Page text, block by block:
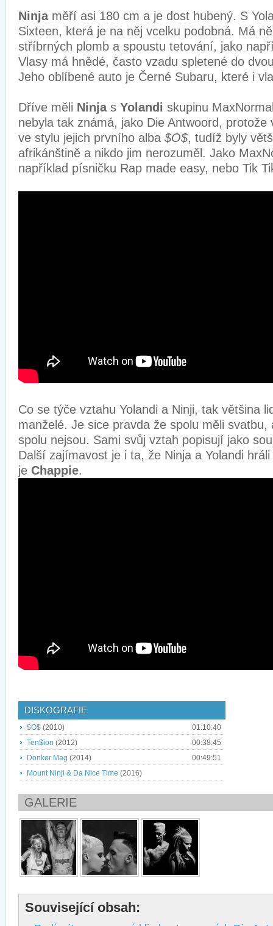
Ninjaměří asi 180 cm a je dost hubený. S
Sixteen, která je na něj vcelku podobná. Má
stříbrných plomb a spoustu tetování, jako
Vlasy má hnědé, často vzadu spletené do
Jeho oblíbené auto je Černé Subaru, které i
Dříve měli Ninjas Yolandi skupinu
nebyla tak známá, jako Die Antwoord, protože
ve stylu jejich prvního alba $O$, tudíž byly
afrikánštině a nikdo jim nerozuměl. Jako
například písničku Rap made easy, nebo Tik
Co se týče vztahu Yolandi a Ninji, tak většina
manželé. Je sice pravda že spolu měli svatbu,
spolu nejsou. Sami svůj vztah popisují jako
Další zajímavost je i ta, že Ninja a Yolandi
je Chappie.
DISKOGRAFIE
$O$ (2010)
01:10:40
Ten$ion (2012)
00:38:45
Donker Mag (2014)
00:49:51
Mount Ninji & Da Nice Time (2016)
GALERIE
Související obsah: